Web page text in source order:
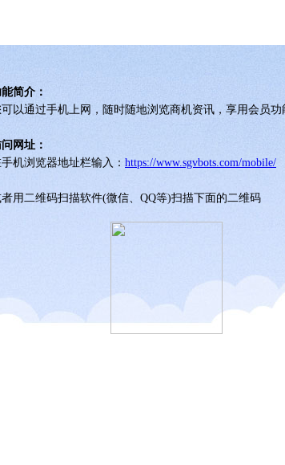
简介：
以通过手机上网，随时随地浏览商机资讯，享用会员功
网址：
机浏览器地址栏输入： https://www.sgvbots.com/mobile/
用二维码扫描软件(微信、QQ等)扫描下面的二维码